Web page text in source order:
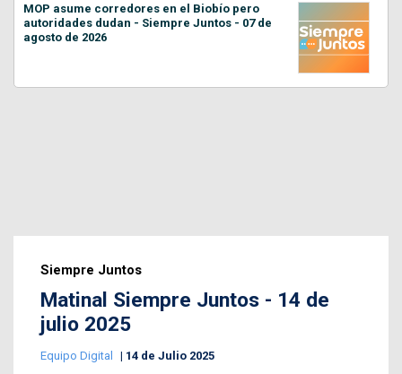
MOP asume corredores en el Biobío pero
autoridades dudan - Siempre Juntos - 07 de
agosto de 2026
Siempre Juntos
Matinal Siempre Juntos - 14 de
julio 2025
Equipo Digital 14 de Julio 2025